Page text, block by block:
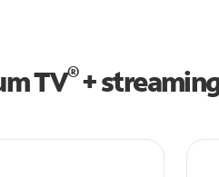
TV®+